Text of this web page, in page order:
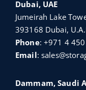
Dubai, UAE
Jumeirah Lake
393168 Dubai,
Phone:+971 4
Email:
Dammam, Saudi